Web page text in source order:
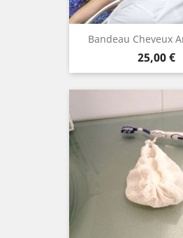
Bandeau Cheveux
Prix
25,00 €